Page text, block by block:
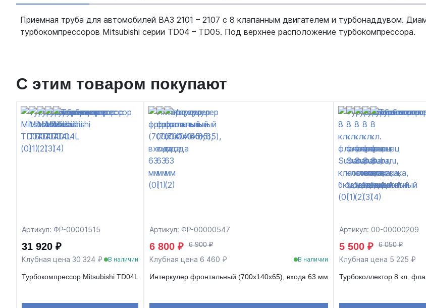
Приемная труба для автомобилей ВАЗ 2101 – 2107 с 8 клапанным двигателем и турбонаддувом.
турбокомпрессоров Mitsubishi серии TD04 – TD05. Под верхнее расположение турбокомпрессора.
С этим товаром покупают
Артикул: ФР-00001515
31 920 ₽
Клубная цена 30 324 ₽ В наличии
Турбокомпрессор Mitsubishi TD04L
Артикул: ФР-00000547
6 800 ₽ 6 900 ₽
Клубная цена 6 460 ₽ В наличии
Интеркулер фронтальный (700x140x65), входа 63 мм
Артикул: 00-00000209
5 500 ₽ 6 050 ₽
Клубная цена 5 225 ₽
Турбоколлектор 8 кл.